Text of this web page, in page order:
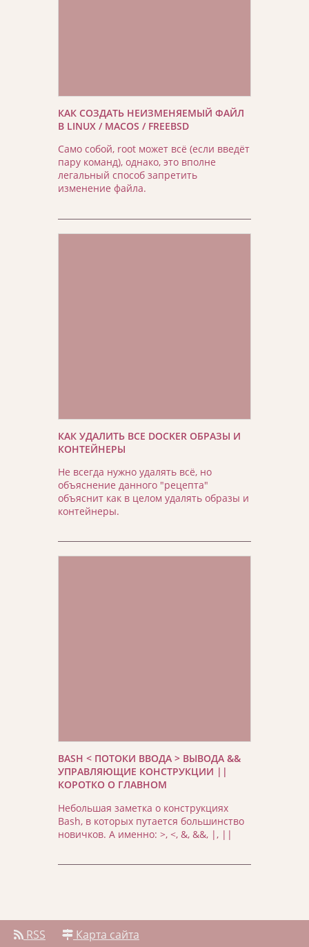
КАК СОЗДАТЬ НЕИЗМЕНЯЕМЫЙ ФАЙЛ
В LINUX / MACOS / FREEBSD
Само собой, root может всё (если введёт
пару команд), однако, это вполне
легальный способ запретить
изменение файла.
КАК УДАЛИТЬ ВСЕ DOCKER ОБРАЗЫ И
КОНТЕЙНЕРЫ
Не всегда нужно удалять всё, но
объяснение данного "рецепта"
объяснит как в целом удалять образы и
контейнеры.
BASH < ПОТОКИ ВВОДА > ВЫВОДА &&
УПРАВЛЯЮЩИЕ КОНСТРУКЦИИ ||
КОРОТКО О ГЛАВНОМ
Небольшая заметка о конструкциях
Bash, в которых путается большинство
новичков. А именно: >, <, &, &&, |, ||
RSS Карта сайта